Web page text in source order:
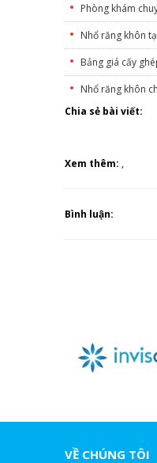
Phòng khám
Nhổ răng khôn
Bảng giá cấy
Nhổ răng khôn
Chia sẻ bài viết:
Xem thêm: ,
Bình luận:
VỀ CHÚNG TÔI